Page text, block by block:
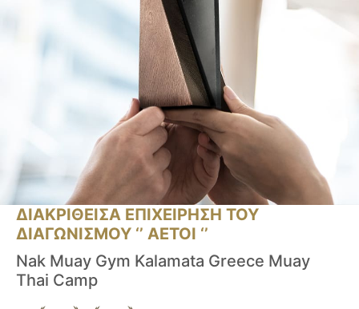
ΔΙΑΚΡΙΘΕΙΣΑ ΕΠΙΧΕΙΡΗΣΗ ΤΟΥ
ΔΙΑΓΩΝΙΣΜΟΥ ‘’ ΑΕΤΟΙ ‘’
Nak Muay Gym Kalamata Greece Muay
Thai Camp